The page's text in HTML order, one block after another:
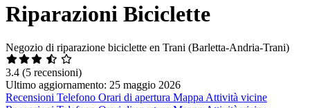
Riparazioni Biciclette
Negozio di riparazione biciclette en Trani (Barletta-Andria-Trani)
3.4 (5 recensioni)
Ultimo aggiornamento: 25 maggio 2026
Recensioni Telefono Orari di apertura Mappa Attività vicine